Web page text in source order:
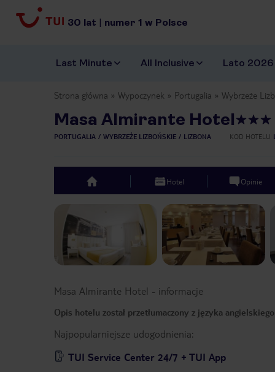
30 lat | numer 1 w Polsce
Last Minute All Inclusive Lato 2026
Strona główna Wypoczynek Portugalia Wybrzeże
Masa Almirante Hotel
PORTUGALIA WYBRZEŻE LIZBOŃSKIE LIZBONA KOD HOTELU
top Hotel Opinie
Masa Almirante Hotel - informacje
Opis hotelu został przetłumaczony z języka
Najpopularniejsze udogodnienia:
TUI Service Center 24/7 + TUI App